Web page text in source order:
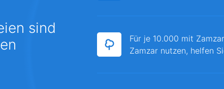
sind
Für je 10.000 mit
Zamzar nutzen, helfen